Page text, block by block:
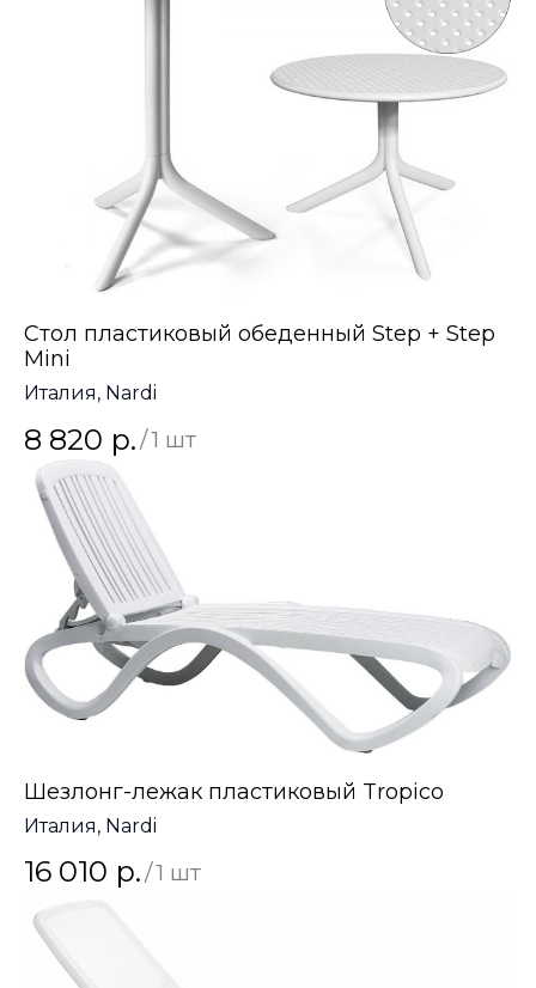
Стол пластиковый обеденный Step + Step
Mini
Италия, Nardi
8 820 р./1 шт
Шезлонг-лежак пластиковый Tropico
Италия, Nardi
16 010 р./1 шт